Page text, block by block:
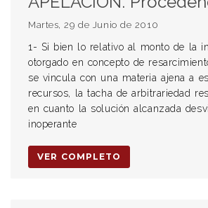
Martes, 29 de Junio de 2010
1- Si bien lo relativo al monto de la
otorgado en concepto de
se vincula con una materia ajena a
recursos, la tacha de arbitrariedad
en cuanto la solución alcanzada
inoperante
VER COMPLETO